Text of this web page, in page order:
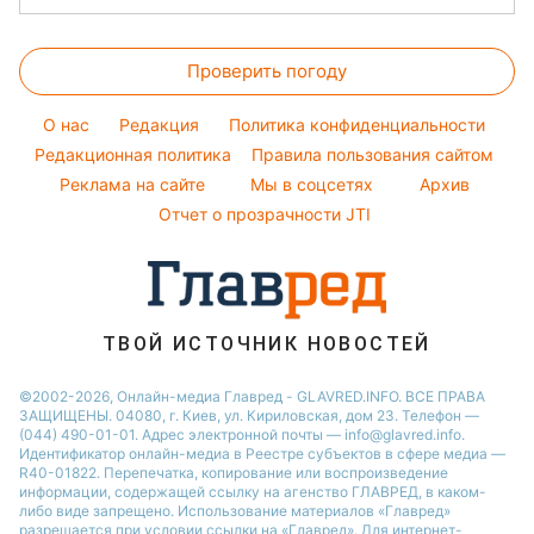
Погода на завтра
Окрашивание волос
Красивый маникюр
Модные ошибки
Новости моды
Советы от Андре Тана
Новости Полтавы
Новости Сум
Новости Львова
Новости Черкассы
Новости Днепра
Новости Ровно
Новости Тернополя
Новости Запорожья
Новости Одессы
Проверить погоду
O нас Редакция
Политика конфиденциальности
Редакционная политика
Правила пользования сайтом
Реклама на сайте
Мы в соцсетях
Архив
Отчет о прозрачности JTI
ТВОЙ ИСТОЧНИК НОВОСТЕЙ
©2002-2026, Онлайн-медиа Главред - GLAVRED.INFO. ВСЕ ПРАВА
ЗАЩИЩЕНЫ. 04080, г. Киев, ул. Кириловская, дом 23. Телефон —
(044) 490-01-01. Адрес электронной почты — info@glavred.info.
Идентификатор онлайн-медиа в Реестре cубъектов в сфере медиа —
R40-01822. Перепечатка, копирование или воспроизведение
информации, содержащей ссылку на агенство ГЛАВРЕД, в каком-
либо виде запрещено. Использование материалов «Главред»
разрешается при условии ссылки на «Главред». Для интернет-